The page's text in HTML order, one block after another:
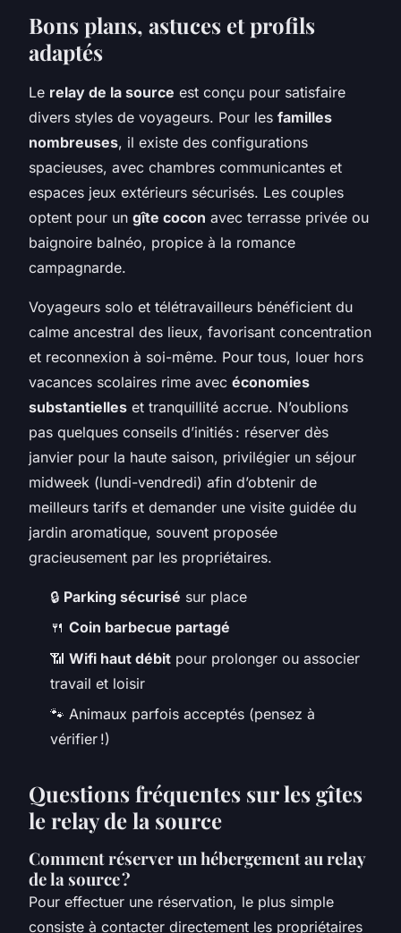
Bons plans, astuces et profils
adaptés
Le relay de la source est conçu pour satisfaire
divers styles de voyageurs. Pour les familles
nombreuses, il existe des configurations
spacieuses, avec chambres communicantes et
espaces jeux extérieurs sécurisés. Les couples
optent pour un gîte cocon avec terrasse privée ou
baignoire balnéo, propice à la romance
campagnarde.
Voyageurs solo et télétravailleurs bénéficient du
calme ancestral des lieux, favorisant concentration
et reconnexion à soi-même. Pour tous, louer hors
vacances scolaires rime avec économies
substantielles et tranquillité accrue. N’oublions
pas quelques conseils d’initiés : réserver dès
janvier pour la haute saison, privilégier un séjour
midweek (lundi-vendredi) afin d’obtenir de
meilleurs tarifs et demander une visite guidée du
jardin aromatique, souvent proposée
gracieusement par les propriétaires.
🔒 Parking sécurisé sur place
🍴 Coin barbecue partagé
📶 Wifi haut débit pour prolonger ou associer
travail et loisir
🐾 Animaux parfois acceptés (pensez à
vérifier !)
Questions fréquentes sur les gîtes
le relay de la source
Comment réserver un hébergement au relay
de la source ?
Pour effectuer une réservation, le plus simple
consiste à contacter directement les propriétaires